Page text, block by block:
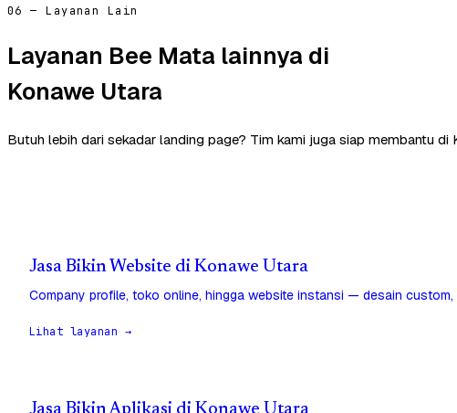
06 — Layanan Lain
Layanan Bee Mata lainnya di
Konawe Utara
Butuh lebih dari sekadar landing page? Tim kami juga siap membantu di
Jasa Bikin Website di Konawe Utara
Company profile, toko online, hingga website instansi — desain custom,
Lihat layanan →